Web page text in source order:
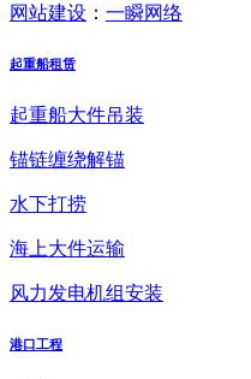
网站建设 ： 一瞬网络
起重船租赁
起重船大件吊装
锚链缠绕解锚
水下打捞
海上大件运输
风力发电机组安装
港口工程